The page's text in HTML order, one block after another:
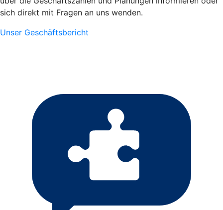
sich direkt mit Fragen an uns wenden.
Unser Geschäftsbericht